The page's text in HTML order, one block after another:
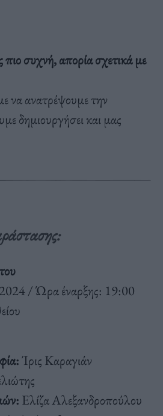
συχνή, απορία σχετικά με
να ανατρέψουμε την
δημιουργήσει και μας
/ Ώρα έναρξης: 19:00
Ίρις Καραγιάν
Ελίζα Αλεξανδροπούλου